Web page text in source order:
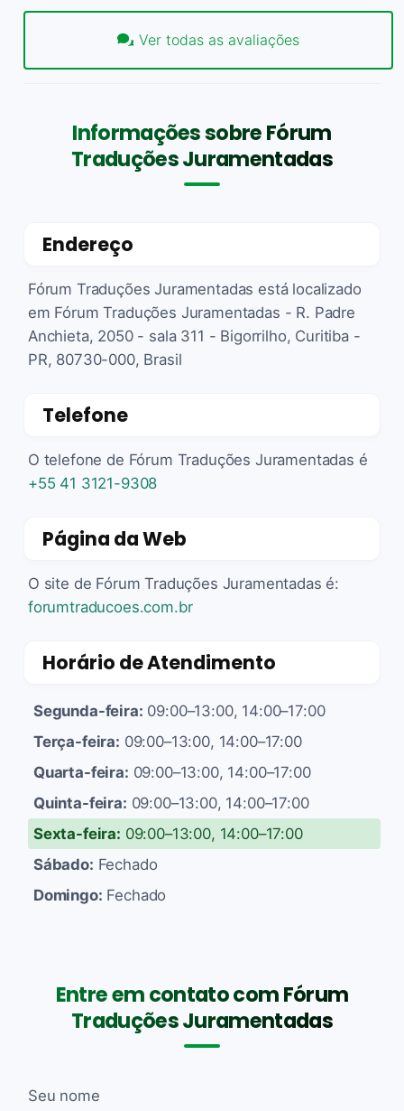
Ver todas as avaliações
Informações sobre Fórum
Traduções Juramentadas
Endereço
Fórum Traduções Juramentadas está localizado
em Fórum Traduções Juramentadas - R. Padre
Anchieta, 2050 - sala 311 - Bigorrilho, Curitiba -
PR, 80730-000, Brasil
Telefone
O telefone de Fórum Traduções Juramentadas é
+55 41 3121-9308
Página da Web
O site de Fórum Traduções Juramentadas é:
forumtraducoes.com.br
Horário de Atendimento
Segunda-feira: 09:00–13:00, 14:00–17:00
Terça-feira: 09:00–13:00, 14:00–17:00
Quarta-feira: 09:00–13:00, 14:00–17:00
Quinta-feira: 09:00–13:00, 14:00–17:00
Sexta-feira: 09:00–13:00, 14:00–17:00
Sábado: Fechado
Domingo: Fechado
Entre em contato com Fórum
Traduções Juramentadas
Seu nome